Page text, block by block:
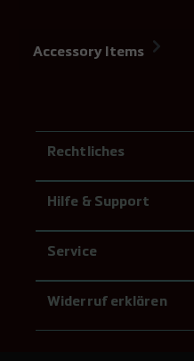
Accessory Items
Rechtliches
Hilfe & Support
Service
Widerruf erklären